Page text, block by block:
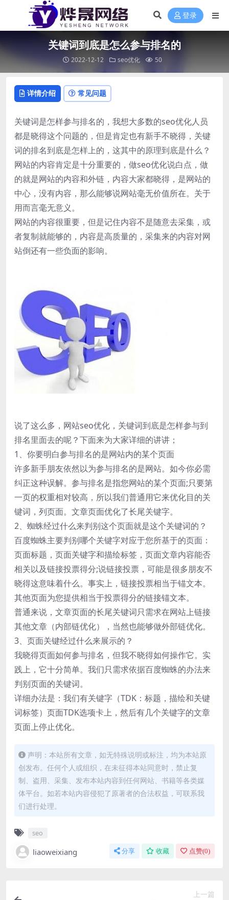
登录
关键词到底是怎么参与排名的
2022-12-12 seo优化 50
详情介绍 常见问题
关键词是怎样参与排名的，我想大多数的seo优化人员
都是晓得这个问题的，但是肯定也有新手不晓得，关键
词的排名到底是怎样上的，这其中的原理到底是什么？
网站的内容肯定是十分重要的，做seo优化说白点，做
的就是网站的内容和外链，内容大家都晓得，是网站的
中心，没有内容，那么能够说网站毫无价值所在。关于
用而言毫无意义。
网站的内容很重要，但是记住内容不是随意去采集，或
者复制就能够的，内容是高质量的，采集来的内容对网
站倒还有一些负面的影响。
说了这么多，网站seo优化，关键词到底是怎样参与到
排名里面去的呢？下面来为大家详细的讲讲；
1、你要明白参与排名的是网站内的某个页面
许多新手朋友依然以为参与排名的是网站。如今你必需
纠正这种误解。参与排名是指您网站的某个页面;只要第
一页的权重相对较高，所以我们普通用它来优化目的关
键词，列页面。文章页面优化了长尾关键字。
2、蜘蛛经过什么来判别这个页面就是这个关键词的？
百度蜘蛛主要判别哪个关键字对应于您所基于的页面：
页面标题，页面关键字和描绘标签，页面文章内容能否
相关以及链接投票得分;说链接投票，可能是很多朋友不
晓得这意味着什么。事实上，链接投票相当于锚文本。
其他页面为您提供相当于投票得分的链接锚文本。
普通来说，文章页面的长尾关键词只需求在网站上链接
其他文章（内部链优化），当然也能够做外部链优化。
3、页面关键经过什么来展示的？
我晓得页面如何参与排名，但我不晓得如何操作它。实
践上，它十分简单。我们只需求依据百度蜘蛛的办法来
判别页面的关键词。
详细办法是：我们有关键字（TDK：标题，描绘和关键
词标签）页面TDK选项卡上，然后有几个关键字的文章
页面上停止优化。
声明：本站所有文章，如无特殊说明或标注，均为本站原
创发布。任何个人或组织，在未征得本站同意时，禁止复
制、盗用、采集、发布本站内容到任何网站、书籍等各类媒
体平台。如若本站内容侵犯了原著者的合法权益，可联系我
们进行处理。
seo
liaoweixiang 分享 收藏 点赞(0)
上一篇